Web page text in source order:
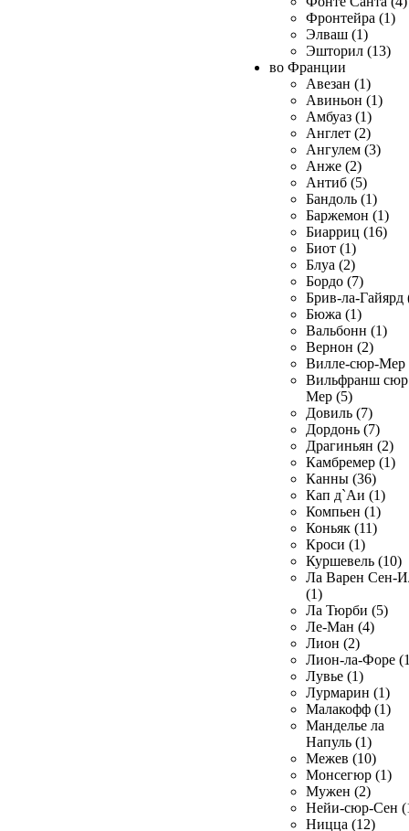
Фронтейра (1)
Элваш (1)
Эшторил (13)
во Франции
Авезан (1)
Авиньон (1)
Амбуаз (1)
Англет (2)
Ангулем (3)
Анже (2)
Антиб (5)
Бандоль (1)
Баржемон (1)
Биарриц (16)
Биот (1)
Блуа (2)
Бордо (7)
Брив-ла-Гайярд
Бюжа (1)
Вальбонн (1)
Вернон (2)
Вилле-сюр-Мер
Вильфранш сюр
Мер (5)
Довиль (7)
Дордонь (7)
Драгиньян (2)
Камбремер (1)
Канны (36)
Кап д`Аи (1)
Компьен (1)
Коньяк (11)
Кроси (1)
Куршевель (10)
Ла Варен Сен-
(1)
Ла Тюрби (5)
Ле-Ман (4)
Лион (2)
Лион-ла-Форе
Лувье (1)
Лурмарин (1)
Малакофф (1)
Манделье ла
Напуль (1)
Межев (10)
Монсегюр (1)
Мужен (2)
Нейи-сюр-Сен
Ницца (12)